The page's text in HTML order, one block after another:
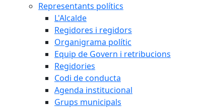
Representants polítics
L'Alcalde
Regidores i regidors
Organigrama polític
Equip de Govern i retribucions
Regidories
Codi de conducta
Agenda institucional
Grups municipals